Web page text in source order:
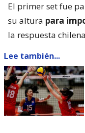
El primer set fue
su altura para
la respuesta
Lee también...